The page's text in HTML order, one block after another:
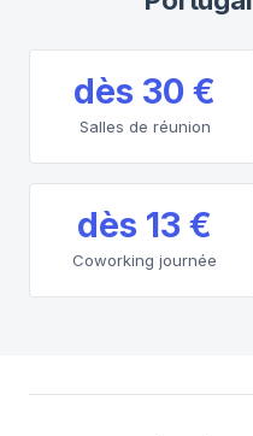
dès 30 €
Salles de réunion
dès 13 €
Coworking journée